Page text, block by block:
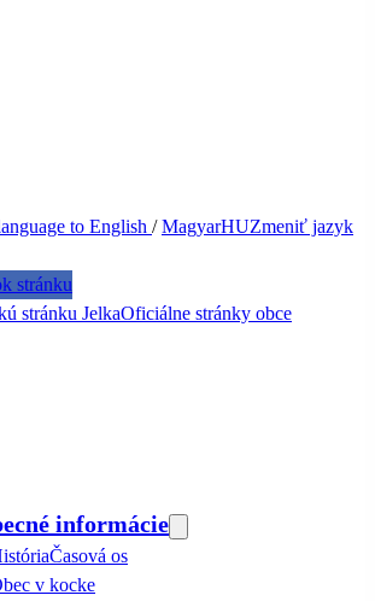
to English /MagyarHUZmeniť jazyk
JelkaOficiálne stránky obce
informácie
Časová os
v kocke